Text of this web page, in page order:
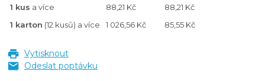
1 kus a více 88,21 Kč
88,21 Kč
1 karton (12 kusů) a více 1 026,56 Kč 85,55 Kč
Vytisknout
Odeslat poptávku